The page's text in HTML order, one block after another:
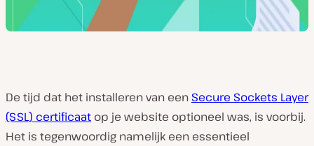
De tijd dat het installeren van een Secure Sockets Layer
(SSL) certificaat op je website optioneel was, is voorbij.
Het is tegenwoordig namelijk een essentieel